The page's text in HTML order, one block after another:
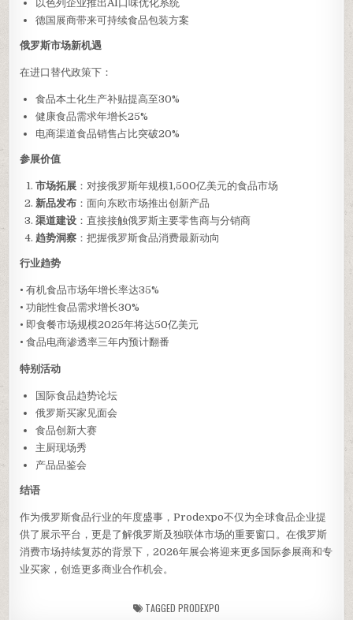
以色列企业推出AI口味优化系统
德国展商带来可持续食品包装方案
俄罗斯市场新机遇
在进口替代政策下：
食品本土化生产补贴提高至30%
健康食品需求年增长25%
电商渠道食品销售占比突破20%
参展价值
市场拓展 ：对接俄罗斯年规模1,500亿美元的食品市场
新品发布 ：面向东欧市场推出创新产品
渠道建设 ：直接接触俄罗斯主要零售商与分销商
趋势洞察 ：把握俄罗斯食品消费最新动向
行业趋势
• 有机食品市场年增长率达35%
• 功能性食品需求增长30%
• 即食餐市场规模2025年将达50亿美元
• 食品电商渗透率三年内预计翻番
特别活动
国际食品趋势论坛
俄罗斯买家见面会
食品创新大赛
主厨现场秀
产品品鉴会
结语
作为俄罗斯食品行业的年度盛事，Prodexpo不仅为全球食品企业提
供了展示平台，更是了解俄罗斯及独联体市场的重要窗口。在俄罗斯
消费市场持续复苏的背景下，2026年展会将迎来更多国际参展商和专
业买家，创造更多商业合作机会。
TAGGED PRODEXPO